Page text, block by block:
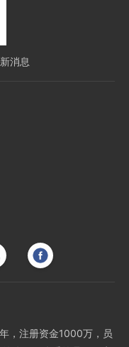
消息
，注册资金1000万，员